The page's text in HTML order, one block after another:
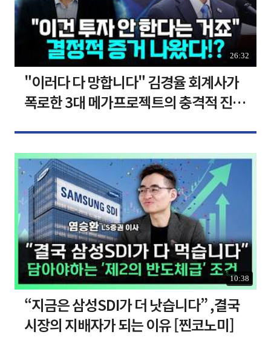
26:32
"이러다 다 망합니다" 김경율 회계사가
폭로한 3대 메가프로젝트의 충격적 진실
10:38
“지금은 삼성SDI가 더 낫습니다” ,결국
시장의 지배자가 되는 이유 [찐코노미]